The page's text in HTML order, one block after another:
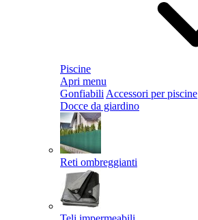
Piscine
Apri menu
Gonfiabili Accessori per piscine
Docce da giardino
Reti ombreggianti